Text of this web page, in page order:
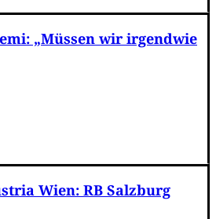
„Müssen wir irgendwie
Wien: RB Salzburg